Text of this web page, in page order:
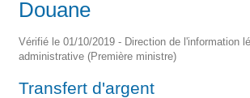
Douane
Vérifié le 01/10/2019 - Direction de l'information
administrative (Première ministre)
Transfert d'argent